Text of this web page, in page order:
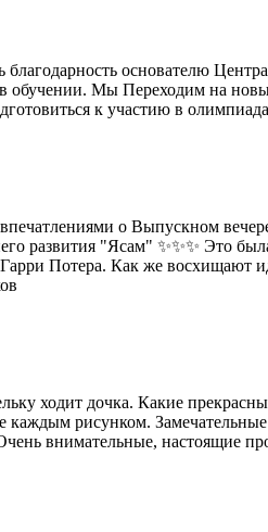
благодарность основателю
обучении. Мы Переходим на
к участию в
впечатлениями о Выпускном
развития "Ясам" ✨✨✨ Это
Потера. Как же восхищают
ходит дочка. Какие
каждым рисунком.
внимательные, настоящие